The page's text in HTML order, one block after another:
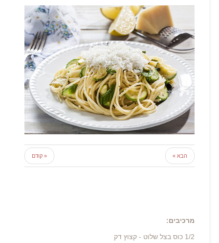
« קודם הבא »
מרכיבים:
1/2 כוס בצל שלוט - קצוץ דק